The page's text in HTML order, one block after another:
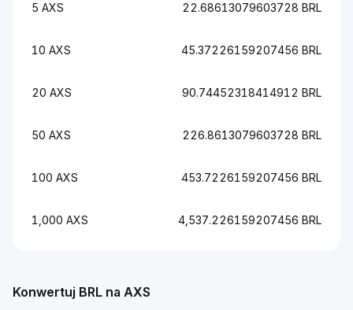
5 AXS 22.68613079603728 BRL
10 AXS 45.37226159207456 BRL
20 AXS 90.74452318414912 BRL
50 AXS 226.8613079603728 BRL
100 AXS 453.7226159207456 BRL
1,000 AXS 4,537.226159207456 BRL
Konwertuj BRL na AXS